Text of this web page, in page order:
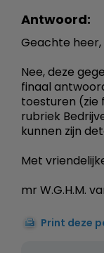
Antwoord:
Geachte heer,
Nee, deze
finaal
toesturen (zie
rubriek
kunnen zijn
Met
mr W.G.H.M.
Print deze